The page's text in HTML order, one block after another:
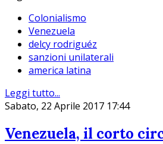
Colonialismo
Venezuela
delcy rodriguéz
sanzioni unilaterali
america latina
Leggi tutto...
Sabato, 22 Aprile 2017 17:44
Venezuela, il corto